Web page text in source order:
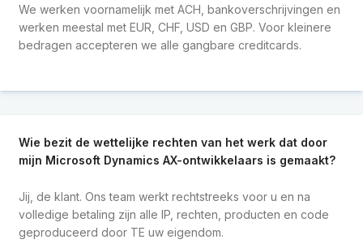
We werken voornamelijk met ACH, bankoverschrijvingen en
werken meestal met EUR, CHF, USD en GBP. Voor kleinere
bedragen accepteren we alle gangbare creditcards.
Wie bezit de wettelijke rechten van het werk dat door
mijn Microsoft Dynamics AX-ontwikkelaars is gemaakt?
Jij, de klant. Ons team werkt rechtstreeks voor u en na
volledige betaling zijn alle IP, rechten, producten en code
geproduceerd door TE uw eigendom.